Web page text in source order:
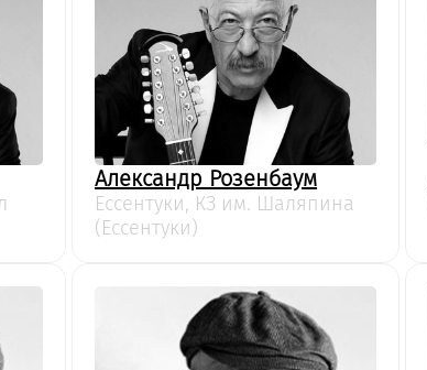
Александр Розенбаум
Ессентуки, КЗ им. Шаляпина
(Ессентуки)